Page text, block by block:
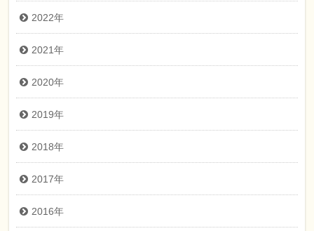
2022年
2021年
2020年
2019年
2018年
2017年
2016年